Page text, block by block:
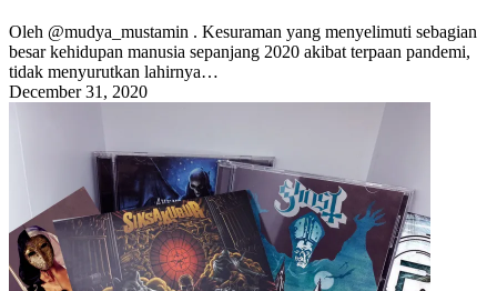
Oleh @mudya_mustamin . Kesuraman yang menyelimuti sebagian
besar kehidupan manusia sepanjang 2020 akibat terpaan pandemi,
tidak menyurutkan lahirnya…
December 31, 2020